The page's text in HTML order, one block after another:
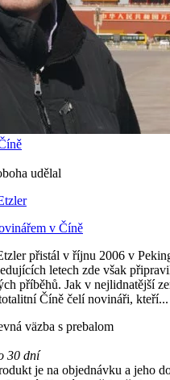
udělal
v Číně
přistál v říjnu 2006 v
letech zde však
příběhů. Jak v nejlidnatější
Číně čelí novináři, kteří...
väzba s prebalom
30 dní
je na objednávku a jeho